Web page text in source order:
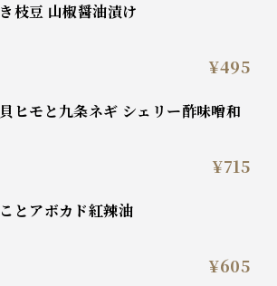
焼き枝豆 山椒醤油漬け
¥495
¥715
たことアボカド紅辣油
¥605